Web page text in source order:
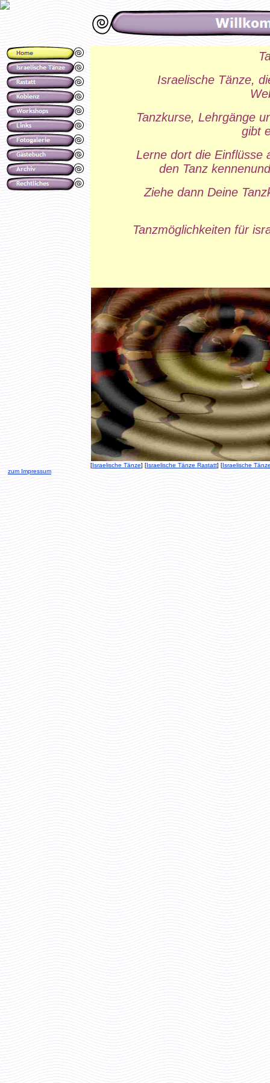
Israelische Tänze,
Tanzkurse, Lehrgänge
gibt
Lerne dort die Einflüsse
den Tanz kennen
Ziehe dann Deine
Tanzmöglichkeiten für
[Israelische Tänze] [Israelische Tänze Rastatt] [Israelische
zum Impressum